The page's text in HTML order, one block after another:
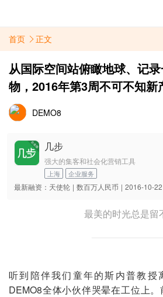
首页 正文
从国际空间站俯瞰地球、记
物，2016年第3周不可不知新
DEMO8
几步
强大的集客和社会化营销工具
上海 企业服务
最新融资： 天使轮 | 数百万人民币 | 2016-10-22
最美的时光总是留
听到陪伴我们童年的斯内普教授
DEMO8全体小伙伴哭晕在工位上